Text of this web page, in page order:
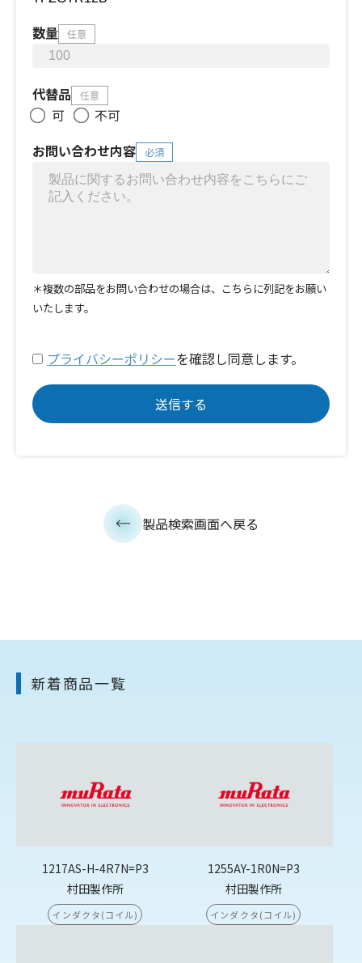
数量 任意
代替品 任意
可
不可
お問い合わせ内容
必須
＊複数の部品をお問い合わせの場合は、こちらに列記をお願い
いたします。
プライバシーポリシーを確認し同意します。
製品検索画面へ戻る
新着商品一覧
1217AS-H-4R7N=P3
村田製作所
インダクタ(コイル)
1255AY-1R0N=P3
村田製作所
インダクタ(コイル)